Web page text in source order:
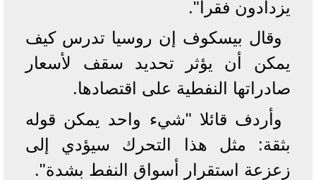
يزدادون فقرا".
وقال بيسكوف إن روسيا تدرس كيف
يمكن أن يؤثر تحديد سقف لأسعار
صادراتها النفطية على اقتصادها.
وأردف قائلا "شيء واحد يمكن قوله
بثقة: مثل هذا التحرك سيؤدي إلى
زعزعة استقرار أسواق النفط بشدة".